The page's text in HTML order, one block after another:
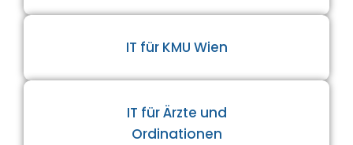
IT für KMU Wien
IT für Ärzte und
Ordinationen